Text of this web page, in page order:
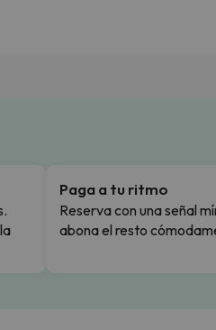
Paga a tu ritmo
Reserva con una señal
abona el resto